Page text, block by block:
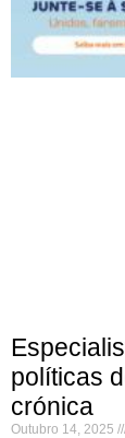
políticas
crónica
Outubro 14, 2025